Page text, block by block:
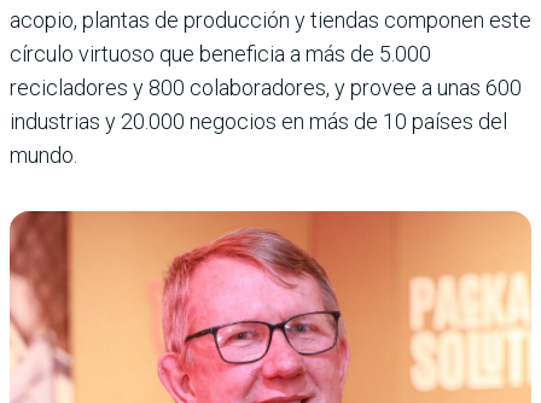
acopio, plantas de producción y tien­das componen este
círculo vir­tuoso que beneficia a más de 5.000
recicladores y 800 cola­boradores, y provee a unas 600
industrias y 20.000 negocios en más de 10 países del
mundo.